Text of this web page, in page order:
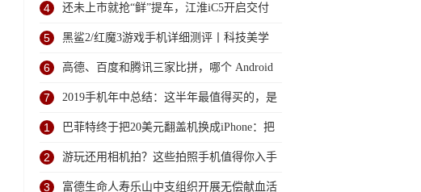
手机中最佳屏幕
4 还未上市就抢“鲜”提车，江淮iC5开启交付
5 黑鲨2/红魔3游戏手机详细测评丨科技美学
6 高德、百度和腾讯三家比拼，哪个 Android
车机地图 App 更好用？
7 2019手机年中总结：这半年最值得买的，是
它们
1 巴菲特终于把20美元翻盖机换成iPhone：把
它当电话用
2 游玩还用相机拍？这些拍照手机值得你入手
3 富德生命人寿乐山中支组织开展无偿献血活